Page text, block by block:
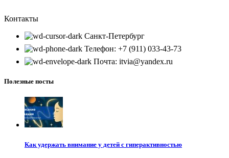
Контакты
Санкт-Петербург
Телефон: +7 (911) 033-43-73
Почта: itvia@yandex.ru
Полезные посты
Как удержать внимание у детей с гиперактивностью